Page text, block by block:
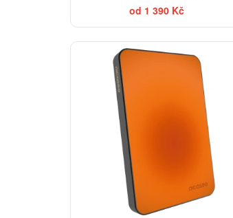
od 1 390 Kč